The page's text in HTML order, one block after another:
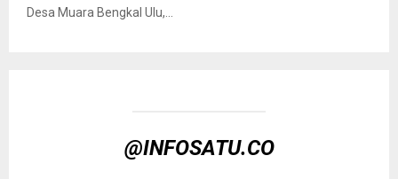
Desa Muara Bengkal Ulu,...
@INFOSATU.CO